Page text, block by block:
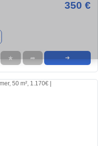
350 €
★ ➦ ➜